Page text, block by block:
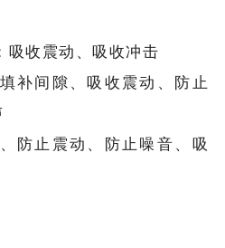
收震动、吸收冲击
补间隙、吸收震动、防止
防止震动、防止噪音、吸